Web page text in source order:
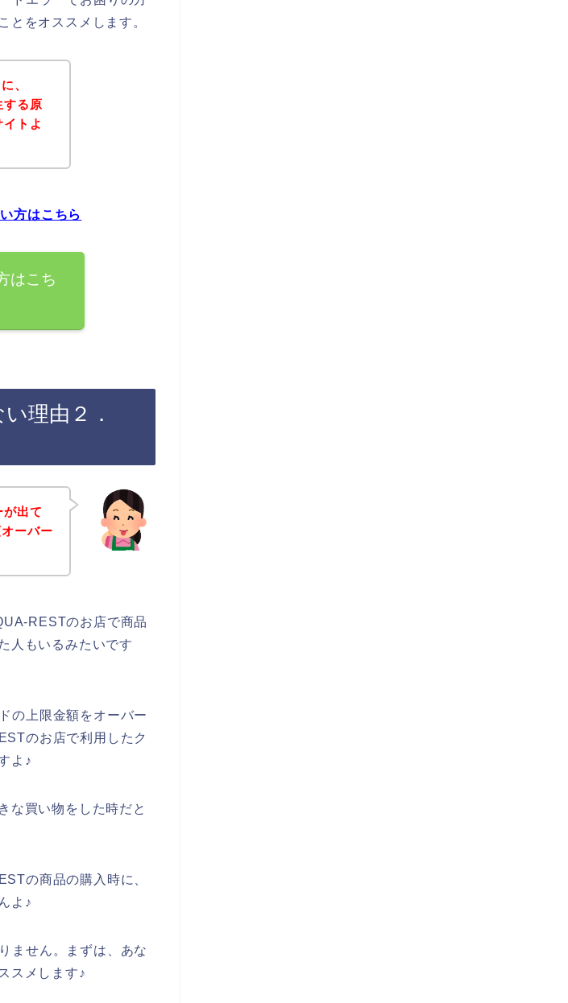
とをオススメします。
、
る原
トよ
方はこちら
はこち
理由２．
出て
ーバー
RESTのお店で商品
人もいるみたいです
の上限金額をオーバー
のお店で利用したク
よ♪
な買い物をした時だと
の商品の購入時に、
よ♪
ません。まずは、あな
スメします♪